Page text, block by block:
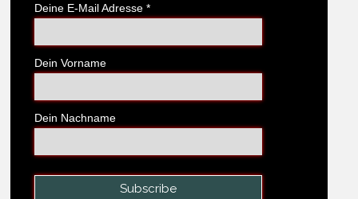
Deine E-Mail Adresse *
Dein Vorname
Dein Nachname